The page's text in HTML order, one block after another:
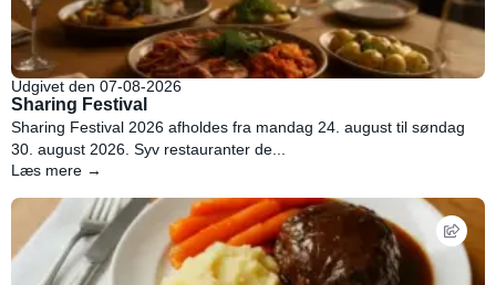
Udgivet den 07-08-2026
Sharing Festival
Sharing Festival 2026 afholdes fra mandag 24. august til søndag
30. august 2026. Syv restauranter de...
Læs mere →